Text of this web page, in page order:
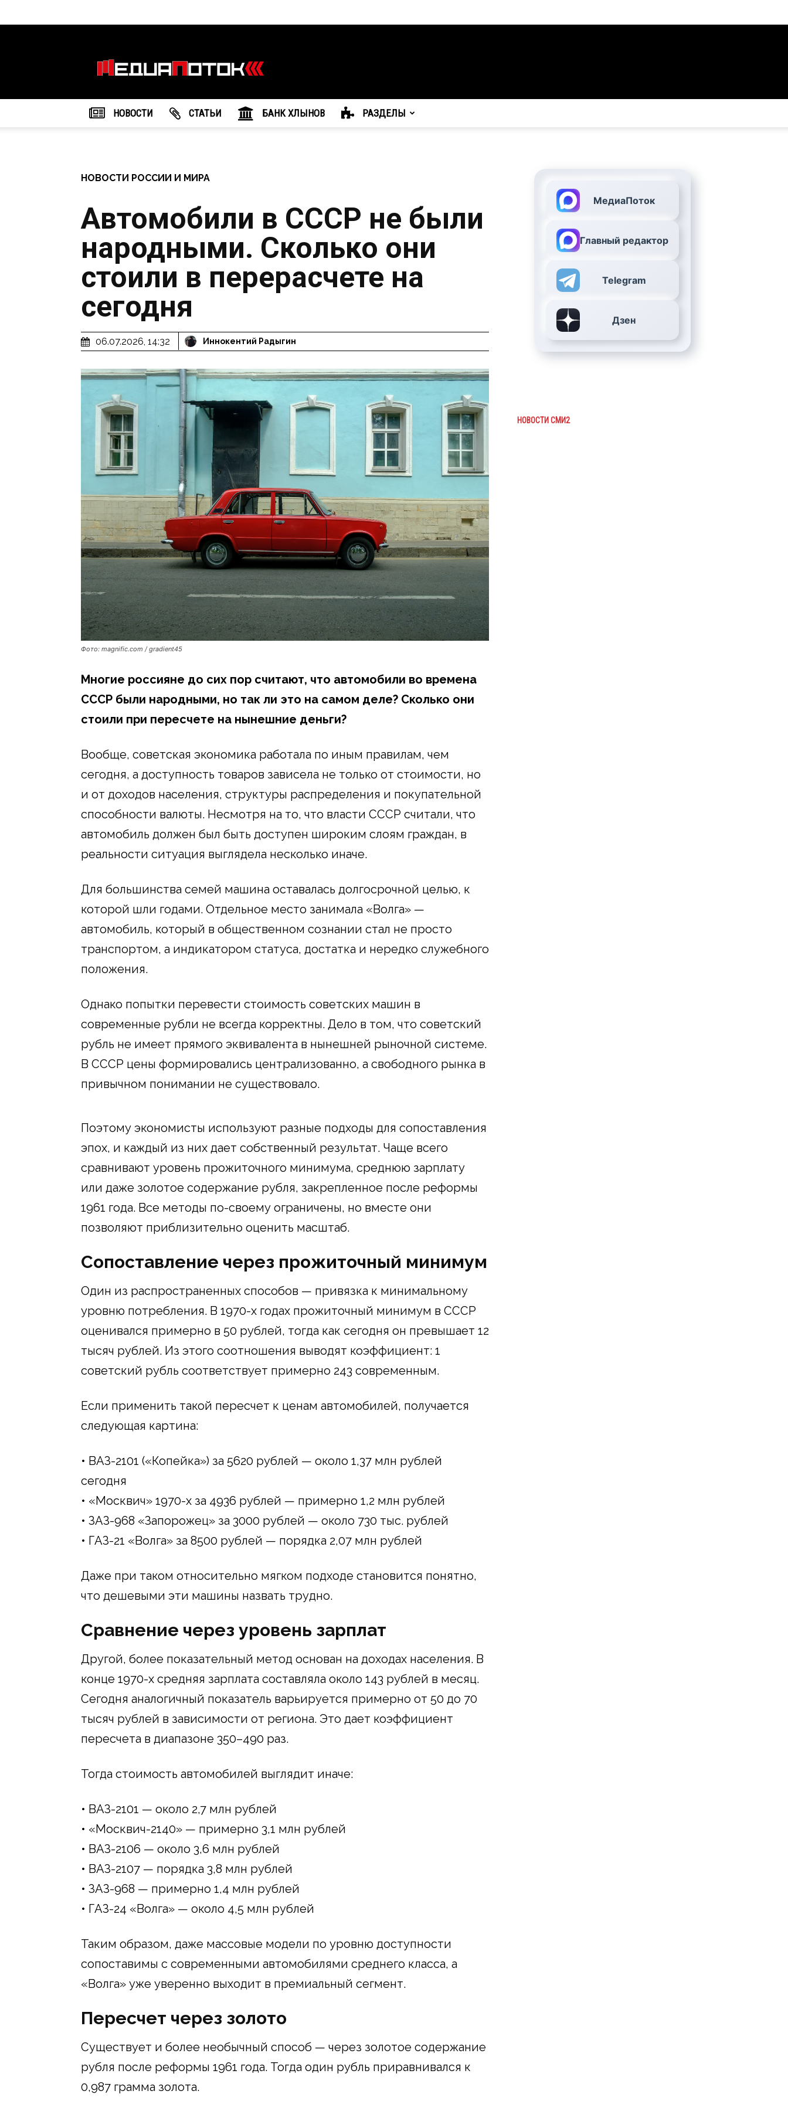
агентство
"МедиаПоток"
НОВОСТИ CТАТЬИ БАНК ХЛЫНОВ РАЗДЕЛЫ
НОВОСТИ РОССИИ И МИРА
Автомобили в СССР не были
народными. Сколько они
стоили в перерасчете на
сегодня
06.07.2026, 14:32 Иннокентий Радыгин
Фото: magnific.com / gradient45
Многие россияне до сих пор считают, что автомобили во времена
СССР были народными, но так ли это на самом деле? Сколько они
стоили при пересчете на нынешние деньги?
Вообще, советская экономика работала по иным правилам, чем
сегодня, а доступность товаров зависела не только от стоимости, но
и от доходов населения, структуры распределения и покупательной
способности валюты. Несмотря на то, что власти СССР считали, что
автомобиль должен был быть доступен широким слоям граждан, в
реальности ситуация выглядела несколько иначе.
Для большинства семей машина оставалась долгосрочной целью, к
которой шли годами. Отдельное место занимала «Волга» —
автомобиль, который в общественном сознании стал не просто
транспортом, а индикатором статуса, достатка и нередко служебного
положения.
Однако попытки перевести стоимость советских машин в
современные рубли не всегда корректны. Дело в том, что советский
рубль не имеет прямого эквивалента в нынешней рыночной системе.
В СССР цены формировались централизованно, а свободного рынка в
привычном понимании не существовало.
Поэтому экономисты используют разные подходы для сопоставления
эпох, и каждый из них дает собственный результат. Чаще всего
сравнивают уровень прожиточного минимума, среднюю зарплату
или даже золотое содержание рубля, закрепленное после реформы
1961 года. Все методы по-своему ограничены, но вместе они
позволяют приблизительно оценить масштаб.
Сопоставление через прожиточный минимум
Один из распространенных способов — привязка к минимальному
уровню потребления. В 1970-х годах прожиточный минимум в СССР
оценивался примерно в 50 рублей, тогда как сегодня он превышает 12
тысяч рублей. Из этого соотношения выводят коэффициент: 1
советский рубль соответствует примерно 243 современным.
Если применить такой пересчет к ценам автомобилей, получается
следующая картина:
• ВАЗ-2101 («Копейка») за 5620 рублей — около 1,37 млн рублей
сегодня
• «Москвич» 1970-х за 4936 рублей — примерно 1,2 млн рублей
• ЗАЗ-968 «Запорожец» за 3000 рублей — около 730 тыс. рублей
• ГАЗ-21 «Волга» за 8500 рублей — порядка 2,07 млн рублей
Даже при таком относительно мягком подходе становится понятно,
что дешевыми эти машины назвать трудно.
Сравнение через уровень зарплат
Другой, более показательный метод основан на доходах населения. В
конце 1970-х средняя зарплата составляла около 143 рублей в месяц.
Сегодня аналогичный показатель варьируется примерно от 50 до 70
тысяч рублей в зависимости от региона. Это дает коэффициент
пересчета в диапазоне 350–490 раз.
Тогда стоимость автомобилей выглядит иначе:
• ВАЗ-2101 — около 2,7 млн рублей
• «Москвич-2140» — примерно 3,1 млн рублей
• ВАЗ-2106 — около 3,6 млн рублей
• ВАЗ-2107 — порядка 3,8 млн рублей
• ЗАЗ-968 — примерно 1,4 млн рублей
• ГАЗ-24 «Волга» — около 4,5 млн рублей
Таким образом, даже массовые модели по уровню доступности
сопоставимы с современными автомобилями среднего класса, а
«Волга» уже уверенно выходит в премиальный сегмент.
Пересчет через золото
Существует и более необычный способ — через золотое содержание
рубля после реформы 1961 года. Тогда один рубль приравнивался к
0,987 грамма золота.
МедиаПоток
Главный редактор
Telegram
Дзен
НОВОСТИ СМИ2